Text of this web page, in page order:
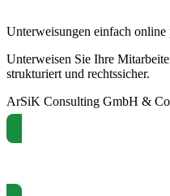
Unterweisungen einfach
Unterweisen Sie Ihre
strukturiert und rechtssicher.
ArSiK Consulting GmbH &